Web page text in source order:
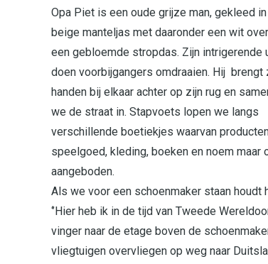
Opa Piet is een oude grijze man, gekleed
beige manteljas met daaronder een wit
een gebloemde stropdas. Zijn intrigerende
doen voorbijgangers omdraaien. Hij brengt
handen bij elkaar achter op zijn rug en
we de straat in. Stapvoets lopen we langs
verschillende boetiekjes waarvan
speelgoed, kleding, boeken en noem maar
aangeboden.
Als we voor een schoenmaker staan houdt
‘’Hier heb ik in de tijd van Tweede
vinger naar de etage boven de
vliegtuigen overvliegen op weg naar